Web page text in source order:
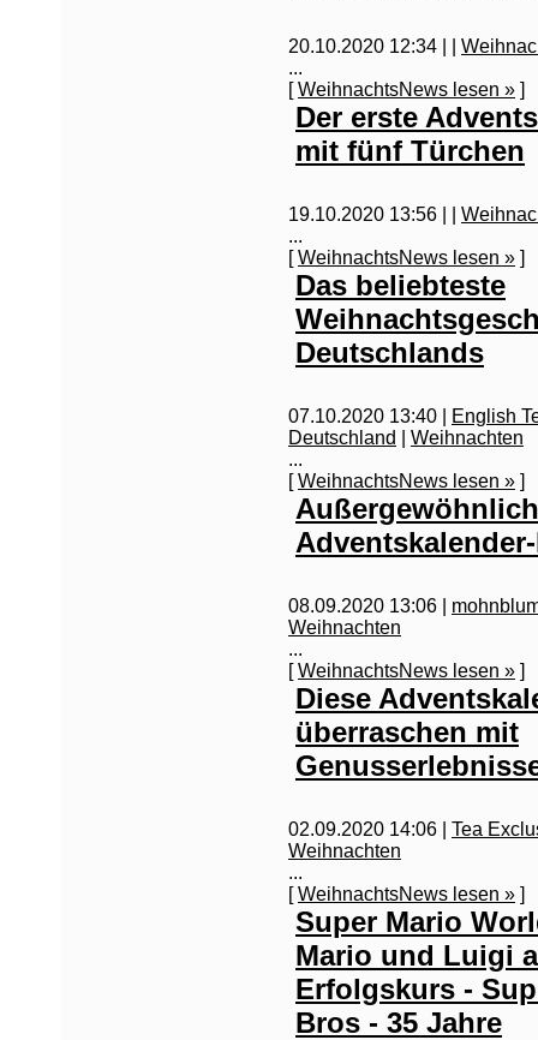
20.10.2020 12:34 |
...
[WeihnachtsNews lesen » ]
Der erste
mit fünf Türchen
19.10.2020 13:56 |
...
[WeihnachtsNews lesen » ]
Das beliebteste
Deutschlands
07.10.2020 13:40 |
English
Deutschland
Weihnachten
...
[WeihnachtsNews lesen » ]
08.09.2020 13:06 |
Weihnachten
...
[WeihnachtsNews lesen » ]
Diese
überraschen mit
02.09.2020 14:06 | Tea
Weihnachten
...
[WeihnachtsNews lesen » ]
Super Mario
Mario und Luigi
Erfolgskurs -
Bros - 35 Jahre